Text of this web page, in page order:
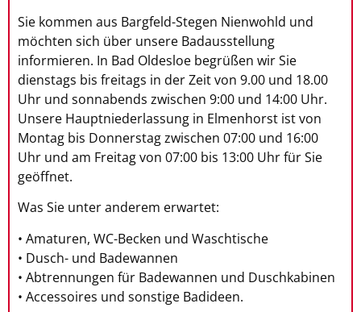
Sie kommen aus Bargfeld-Stegen Nienwohld und
möchten sich über unsere Badausstellung
informieren. In Bad Oldesloe begrüßen wir Sie
dienstags bis freitags in der Zeit von 9.00 und 18.00
Uhr und sonnabends zwischen 9:00 und 14:00 Uhr.
Unsere Hauptniederlassung in Elmenhorst ist von
Montag bis Donnerstag zwischen 07:00 und 16:00
Uhr und am Freitag von 07:00 bis 13:00 Uhr für Sie
geöffnet.
Was Sie unter anderem erwartet:
• Amaturen, WC-Becken und Waschtische
• Dusch- und Badewannen
• Abtrennungen für Badewannen und Duschkabinen
• Accessoires und sonstige Badideen.